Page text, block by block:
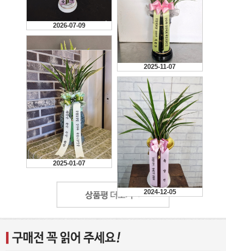
2026-07-09
2026-02-06
2026-01-05
2025-11-07
2025-08-01
2025-01-07
2024-12-05